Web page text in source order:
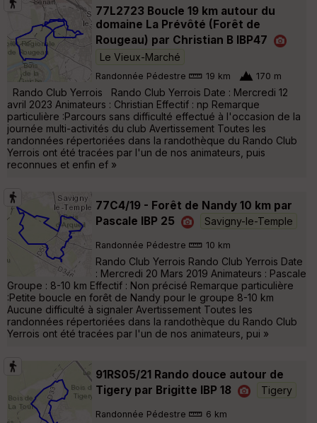
77L2723 Boucle 19 km autour du
domaine La Prévôté (Forêt de
Rougeau) par Christian B IBP47
Le Vieux-Marché
Randonnée Pédestre 19 km 170 m
Rando Club Yerrois Rando Club Yerrois Date : Mercredi 12
avril 2023 Animateurs : Christian Effectif : np Remarque
particulière :Parcours sans difficulté effectué à l'occasion de la
journée multi-activités du club Avertissement Toutes les
randonnées répertoriées dans la randothèque du Rando Club
Yerrois ont été tracées par l'un de nos animateurs, puis
reconnues et enfin ef »
77C4/19 - Forêt de Nandy 10 km par
Pascale IBP 25
Savigny-le-Temple
Randonnée Pédestre 10 km
Rando Club Yerrois Rando Club Yerrois Date
: Mercredi 20 Mars 2019 Animateurs : Pascale
Groupe : 8-10 km Effectif : Non précisé Remarque particulière
:Petite boucle en forêt de Nandy pour le groupe 8-10 km
Aucune difficulté à signaler Avertissement Toutes les
randonnées répertoriées dans la randothèque du Rando Club
Yerrois ont été tracées par l'un de nos animateurs, pui »
91RS05/21 Rando douce autour de
Tigery par Brigitte IBP 18
Tigery
Randonnée Pédestre 6 km